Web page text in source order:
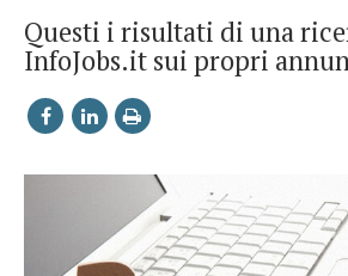
Questi i risultati di una
InfoJobs.it sui propri